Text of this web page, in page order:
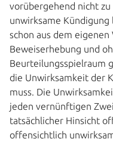
vorübergehend nicht
unwirksame Kündigung
schon aus dem
Beweiserhebung und
Beurteilungsspielraum
die Unwirksamkeit der
muss. Die
jeden vernünftigen
tatsächlicher Hinsicht
offensichtlich